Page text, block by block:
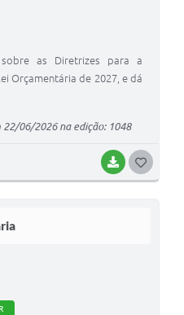
BAIXAR
as Diretrizes para a
Orçamentária de 2027, e dá
06/2026 na edição: 1048